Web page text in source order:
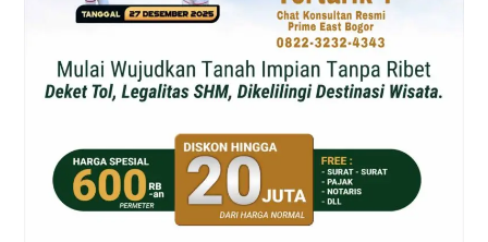
Citeureup